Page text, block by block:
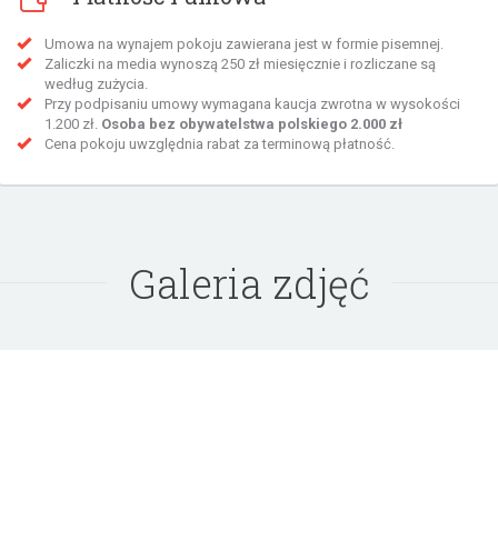
Umowa na wynajem pokoju zawierana jest w formie pisemnej.
Zaliczki na media wynoszą 250 zł miesięcznie i rozliczane są
według zużycia.
Przy podpisaniu umowy wymagana kaucja zwrotna w wysokości
1.200 zł. Osoba bez obywatelstwa polskiego 2.000 zł
Cena pokoju uwzględnia rabat za terminową płatność.
Galeria zdjęć